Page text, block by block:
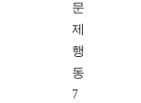
문
제
행
동
7